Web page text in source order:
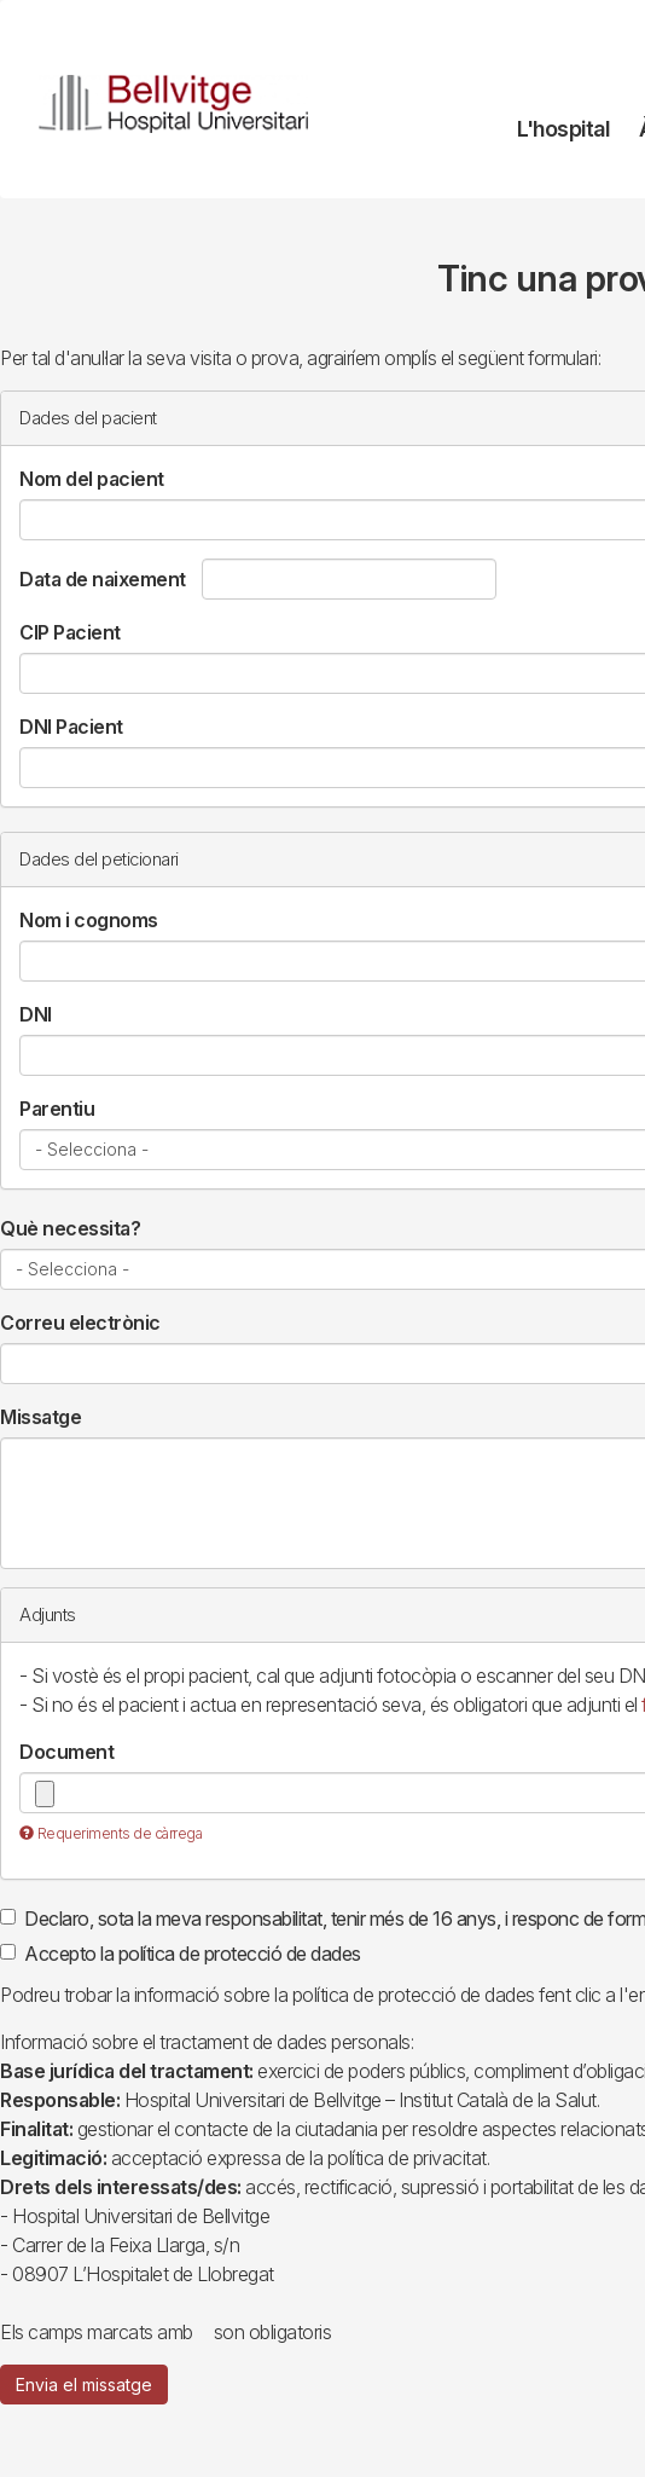
contingut
L'hospital
Tinc una
Per tal d'anul·lar la seva visita o prova, agrairíem omplís el següent formulari:
Dades del pacient
Nom del pacient
Data de naixement
CIP Pacient
DNI Pacient
Dades del peticionari
Nom i cognoms
DNI
Parentiu
Què necessita?
Correu electrònic
Missatge
Adjunts
- Si vostè és el propi pacient, cal que adjunti fotocòpia o escanner del seu
- Si no és el pacient i actua en representació seva, és obligatori que adjunti el
Document
Requeriments de càrrega
Declaro, sota la meva responsabilitat, tenir més de 16 anys, i responc de
Accepto la política de protecció de dades
Podreu trobar la informació sobre la política de protecció de dades fent clic a
Informació sobre el tractament de dades personals:
Base jurídica del tractament: exercici de poders públics, compliment
Responsable: Hospital Universitari de Bellvitge – Institut Català de la Salut.
Finalitat: gestionar el contacte de la ciutadania per resoldre aspectes
Legitimació: acceptació expressa de la política de privacitat.
Drets dels interessats/des: accés, rectificació, supressió i portabilitat de les
- Hospital Universitari de Bellvitge
- Carrer de la Feixa Llarga, s/n
- 08907 L’Hospitalet de Llobregat
Els camps marcats amb son obligatoris
Envia el missatge